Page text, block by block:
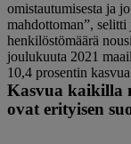
omistautumisesta ja
mahdottoman”,
henkilöstömäärä
joulukuuta 2021
10,4 prosentin
Kasvua kaikilla
ovat erityisen